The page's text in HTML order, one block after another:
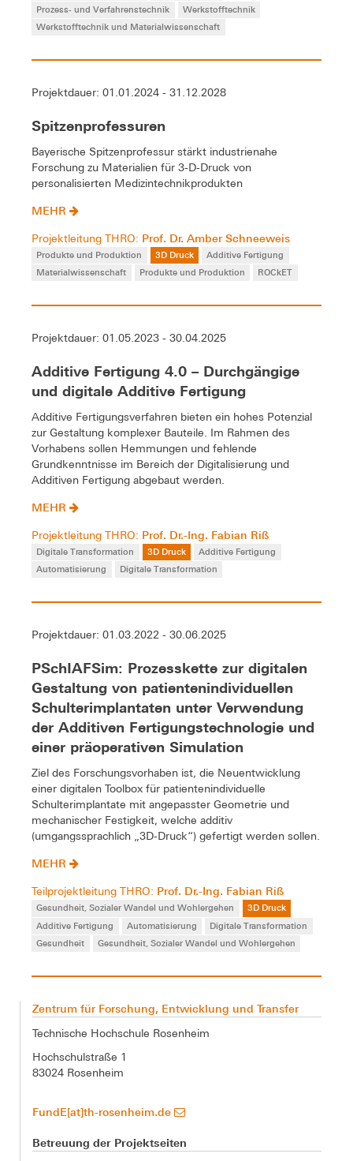
Prozess- und Verfahrenstechnik
Werkstofftechnik
Werkstofftechnik und Materialwissenschaft
Projektdauer: 01.01.2024 - 31.12.2028
Spitzenprofessuren
Bayerische Spitzenprofessur stärkt industrienahe
Forschung zu Materialien für 3-D-Druck von
personalisierten Medizintechnikprodukten
MEHR
Projektleitung THRO: Prof. Dr. Amber Schneeweis
Produkte und Produktion 3D Druck
Additive Fertigung
Materialwissenschaft
Produkte und Produktion ROCkET
Projektdauer: 01.05.2023 - 30.04.2025
Additive Fertigung 4.0 – Durchgängige
und digitale Additive Fertigung
Additive Fertigungsverfahren bieten ein hohes Potenzial
zur Gestaltung komplexer Bauteile. Im Rahmen des
Vorhabens sollen Hemmungen und fehlende
Grundkenntnisse im Bereich der Digitalisierung und
Additiven Fertigung abgebaut werden.
MEHR
Projektleitung THRO: Prof. Dr.-Ing. Fabian Riß
Digitale Transformation 3D Druck
Additive Fertigung
Automatisierung
Digitale Transformation
Projektdauer: 01.03.2022 - 30.06.2025
PSchIAFSim: Prozesskette zur digitalen
Gestaltung von patientenindividuellen
Schulterimplantaten unter Verwendung
der Additiven Fertigungstechnologie und
einer präoperativen Simulation
Ziel des Forschungsvorhaben ist, die Neuentwicklung
einer digitalen Toolbox für patientenindividuelle
Schulterimplantate mit angepasster Geometrie und
mechanischer Festigkeit, welche additiv
(umgangssprachlich „3D-Druck“) gefertigt werden sollen.
MEHR
Teilprojektleitung THRO: Prof. Dr.-Ing. Fabian Riß
Gesundheit, Sozialer Wandel und Wohlergehen
3D Druck
Additive Fertigung
Automatisierung
Digitale Transformation
Gesundheit
Gesundheit, Sozialer Wandel und Wohlergehen
Zentrum für Forschung, Entwicklung und Transfer
Technische Hochschule Rosenheim
Hochschulstraße 1
83024 Rosenheim
FundE[at]th-rosenheim.de
Betreuung der Projektseiten